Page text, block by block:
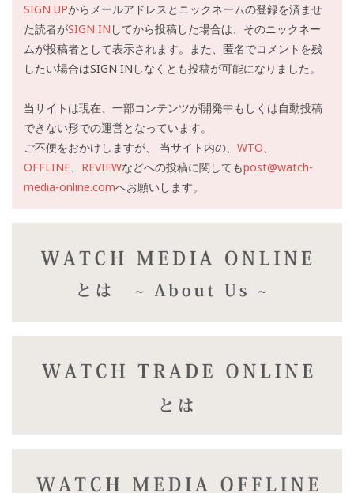
SIGN UPからメールアドレスとニックネームの登録を済ませ
た読者がSIGN IN してから投稿した場合は、そのニックネー
ムが投稿者として表示されます。また、匿名でコメントを残
したい場合はSIGN INしなくとも投稿が可能になりました。
当サイトは現在、一部コンテンツが開発中もしくは自動投稿
できない形での運営となっています。
ご不便をおかけしますが、 当サイト内の、 WTO
OFFLINE
REVIEWなどへの投稿に関してもpost@watch-
media-online.comへお願いします。